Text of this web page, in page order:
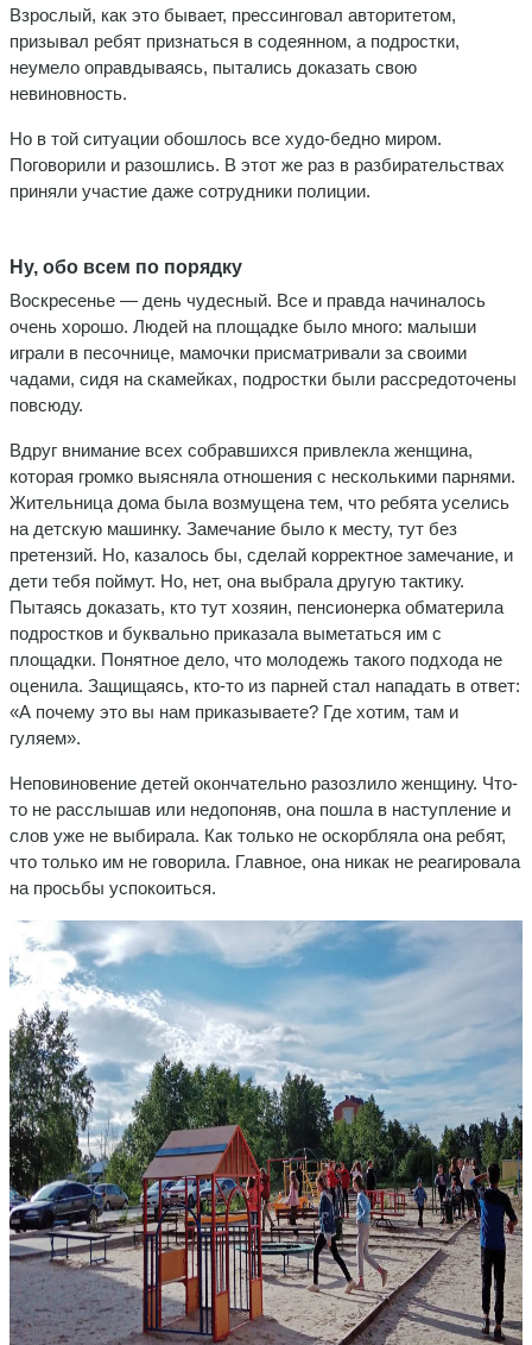
Взрослый, как это бывает, прессинговал авторитетом,
призывал ребят признаться в содеянном, а подростки,
неумело оправдываясь, пытались доказать свою
невиновность.
Но в той ситуации обошлось все худо-бедно миром.
Поговорили и разошлись. В этот же раз в разбирательствах
приняли участие даже сотрудники полиции.
Ну, обо всем по порядку
Воскресенье — день чудесный. Все и правда начиналось
очень хорошо. Людей на площадке было много: малыши
играли в песочнице, мамочки присматривали за своими
чадами, сидя на скамейках, подростки были рассредоточены
повсюду.
Вдруг внимание всех собравшихся привлекла женщина,
которая громко выясняла отношения с несколькими парнями.
Жительница дома была возмущена тем, что ребята уселись
на детскую машинку. Замечание было к месту, тут без
претензий. Но, казалось бы, сделай корректное замечание, и
дети тебя поймут. Но, нет, она выбрала другую тактику.
Пытаясь доказать, кто тут хозяин, пенсионерка обматерила
подростков и буквально приказала выметаться им с
площадки. Понятное дело, что молодежь такого подхода не
оценила. Защищаясь, кто-то из парней стал нападать в ответ:
«А почему это вы нам приказываете? Где хотим, там и
гуляем».
Неповиновение детей окончательно разозлило женщину. Что-
то не расслышав или недопоняв, она пошла в наступление и
слов уже не выбирала. Как только не оскорбляла она ребят,
что только им не говорила. Главное, она никак не реагировала
на просьбы успокоиться.